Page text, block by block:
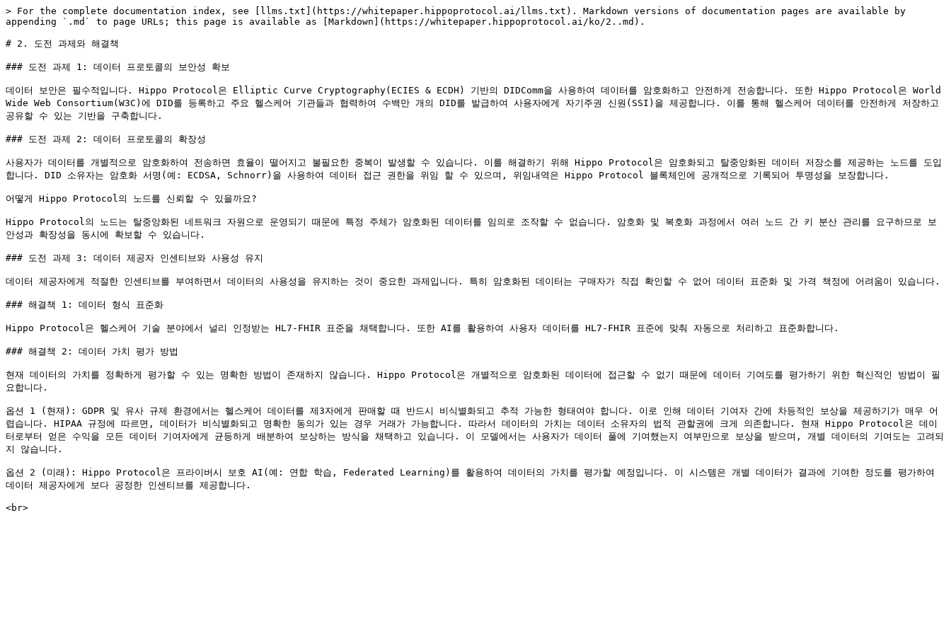
> For the complete documentation index, see [llms.txt](https://whitepaper.hippoprotocol.ai/llms.txt). Markdown versions of documentation pages are available by
appending `.md` to page URLs; this page is available as [Markdown](https://whitepaper.hippoprotocol.ai/ko/2..md).
# 2. 도전 과제와 해결책
### 도전 과제 1: 데이터 프로토콜의 보안성 확보
데이터 보안은 필수적입니다. Hippo Protocol은 Elliptic Curve Cryptography(ECIES & ECDH) 기반의 DIDComm을 사용하여 데이터를 암호화하고 안전하게 전송합니다. 또한 Hippo Protocol은 World
Wide Web Consortium(W3C)에 DID를 등록하고 주요 헬스케어 기관들과 협력하여 수백만 개의 DID를 발급하여 사용자에게 자기주권 신원(SSI)을 제공합니다. 이를 통해 헬스케어 데이터를 안전하게 저장하고
공유할 수 있는 기반을 구축합니다.
### 도전 과제 2: 데이터 프로토콜의 확장성
사용자가 데이터를 개별적으로 암호화하여 전송하면 효율이 떨어지고 불필요한 중복이 발생할 수 있습니다. 이를 해결하기 위해 Hippo Protocol은 암호화되고 탈중앙화된 데이터 저장소를 제공하는 노드를 도입
합니다. DID 소유자는 암호화 서명(예: ECDSA, Schnorr)을 사용하여 데이터 접근 권한을 위임 할 수 있으며, 위임내역은 Hippo Protocol 블록체인에 공개적으로 기록되어 투명성을 보장합니다.
어떻게 Hippo Protocol의 노드를 신뢰할 수 있을까요?
Hippo Protocol의 노드는 탈중앙화된 네트워크 자원으로 운영되기 때문에 특정 주체가 암호화된 데이터를 임의로 조작할 수 없습니다. 암호화 및 복호화 과정에서 여러 노드 간 키 분산 관리를 요구하므로 보
안성과 확장성을 동시에 확보할 수 있습니다.
### 도전 과제 3: 데이터 제공자 인센티브와 사용성 유지
데이터 제공자에게 적절한 인센티브를 부여하면서 데이터의 사용성을 유지하는 것이 중요한 과제입니다. 특히 암호화된 데이터는 구매자가 직접 확인할 수 없어 데이터 표준화 및 가격 책정에 어려움이 있습니다.
### 해결책 1: 데이터 형식 표준화
Hippo Protocol은 헬스케어 기술 분야에서 널리 인정받는 HL7-FHIR 표준을 채택합니다. 또한 AI를 활용하여 사용자 데이터를 HL7-FHIR 표준에 맞춰 자동으로 처리하고 표준화합니다.
### 해결책 2: 데이터 가치 평가 방법
현재 데이터의 가치를 정확하게 평가할 수 있는 명확한 방법이 존재하지 않습니다. Hippo Protocol은 개별적으로 암호화된 데이터에 접근할 수 없기 때문에 데이터 기여도를 평가하기 위한 혁신적인 방법이 필
요합니다.
옵션 1 (현재): GDPR 및 유사 규제 환경에서는 헬스케어 데이터를 제3자에게 판매할 때 반드시 비식별화되고 추적 가능한 형태여야 합니다. 이로 인해 데이터 기여자 간에 차등적인 보상을 제공하기가 매우 어
렵습니다. HIPAA 규정에 따르면, 데이터가 비식별화되고 명확한 동의가 있는 경우 거래가 가능합니다. 따라서 데이터의 가치는 데이터 소유자의 법적 관할권에 크게 의존합니다. 현재 Hippo Protocol은 데이
터로부터 얻은 수익을 모든 데이터 기여자에게 균등하게 배분하여 보상하는 방식을 채택하고 있습니다. 이 모델에서는 사용자가 데이터 풀에 기여했는지 여부만으로 보상을 받으며, 개별 데이터의 기여도는 고려되
지 않습니다.
옵션 2 (미래): Hippo Protocol은 프라이버시 보호 AI(예: 연합 학습, Federated Learning)를 활용하여 데이터의 가치를 평가할 예정입니다. 이 시스템은 개별 데이터가 결과에 기여한 정도를 평가하여
데이터 제공자에게 보다 공정한 인센티브를 제공합니다.